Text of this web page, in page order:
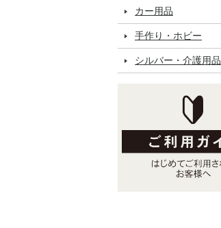
カー用品
手作り・ホビー
シルバー・介護用品